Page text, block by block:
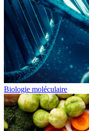
Biologie moléculaire